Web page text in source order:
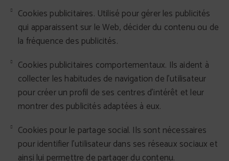
Cookies publicitaires. Utilisé pour gérer les publicités
qui apparaissent sur le Web, décider du contenu ou de
la fréquence des publicités.
Cookies publicitaires comportementaux. Ils aident à
collecter les habitudes de navigation de l'utilisateur
pour créer un profil de ses centres d'intérêt et leur
montrer des publicités adaptées à eux.
Cookies pour le partage social. Ils sont nécessaires
pour identifier l'utilisateur dans ses réseaux sociaux et
ainsi lui permettre de partager du contenu.